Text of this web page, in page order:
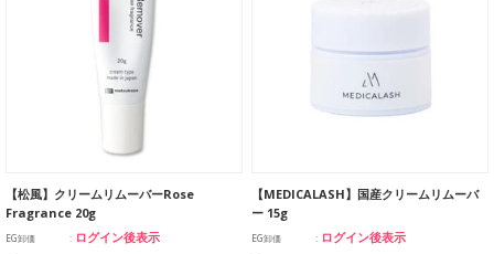
【松風】クリームリムーバーRose
Fragrance 20g
EG卸価 ログイン後表示
【MEDICALASH】国産クリームリムーバ
ー 15g
EG卸価 ログイン後表示